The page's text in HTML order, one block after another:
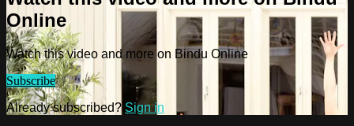
Online
Watch this video and more on Bindu Online
Subscribe
Already subscribed? Sign in